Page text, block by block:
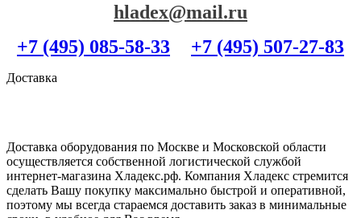
hladex@mail.ru
+7 (495) 085-58-33
+7 (495) 507-27-83
Доставка
Доставка оборудования по Москве и Московской области
осуществляется собственной логистической службой
интернет-магазина Хладекс.рф. Компания Хладекс стремится
сделать Вашу покупку максимально быстрой и оперативной,
поэтому мы всегда стараемся доставить заказ в минимальные